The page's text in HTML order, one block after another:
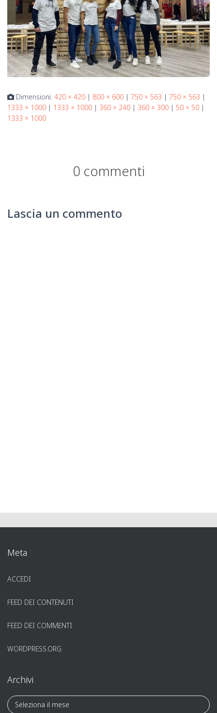
Dimensioni: 420 × 420 | 800 × 600 | 750 × 563 | 750 × 563 |
1333 × 1000 | 1333 × 1000 | 360 × 240 | 360 × 300 | 50 × 50 |
1333 × 1000
0 commenti
Lascia un commento
Meta
ACCEDI
FEED DEI CONTENUTI
FEED DEI COMMENTI
WORDPRESS.ORG
Archivi
A
r